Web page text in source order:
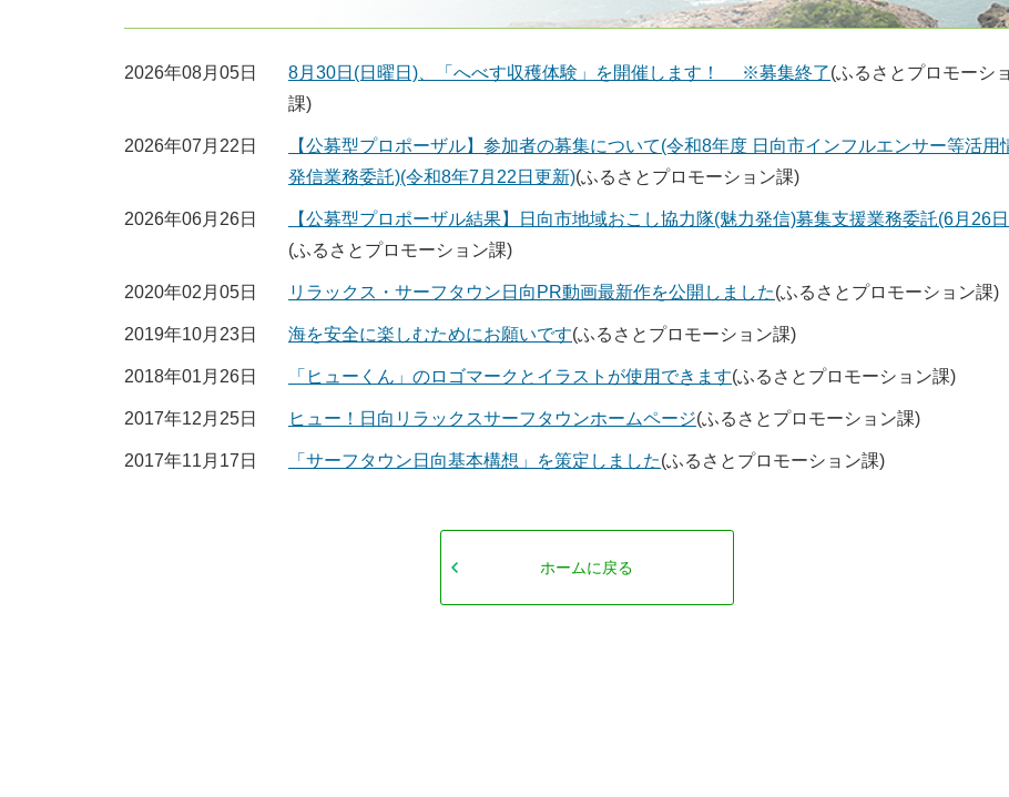
2026年08月05日 8月30日(日曜日)、「へべす収穫体験」を開催します！ ※募集終了(ふるさとプロモーシ
課)
2026年07月22日
【公募型プロポーザル】参加者の募集について(令和8年度 日向市インフルエンサー等活用
発信業務委託)(令和8年7月22日更新)(ふるさとプロモーション課)
2026年06月26日
【公募型プロポーザル結果】日向市地域おこし協力隊(魅力発信)募集支援業務委託(6月26
(ふるさとプロモーション課)
2020年02月05日 リラックス・サーフタウン日向PR動画最新作を公開しました(ふるさとプロモーション課)
2019年10月23日 海を安全に楽しむためにお願いです(ふるさとプロモーション課)
2018年01月26日 「ヒューくん」のロゴマークとイラストが使用できます(ふるさとプロモーション課)
2017年12月25日 ヒュー！日向リラックスサーフタウンホームページ(ふるさとプロモーション課)
2017年11月17日 「サーフタウン日向基本構想」を策定しました(ふるさとプロモーション課)
ホームに戻る